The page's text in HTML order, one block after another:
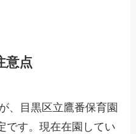
意点
、目黒区立鷹番保育園
です。現在在園してい